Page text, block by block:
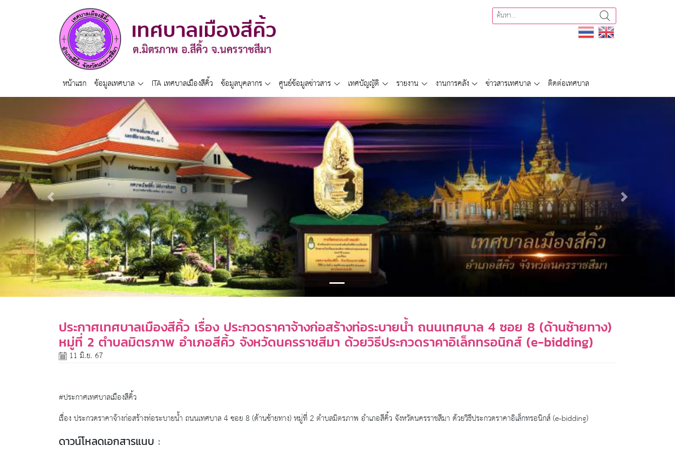
หน้าแรก ข้อมูลเทศบาล ITA เทศบาลเมืองสีคิ้ว ข้อมูลบุคลากร ศูนย์ข้อมูลข่าวสาร เทศบัญญัติ รายงาน งานการคลัง ข่าวสารเทศบาล ติดต่อเทศบาล
Previous Next
ประกาศเทศบาลเมืองสีคิ้ว เรื่อง ประกวดราคาจ้างก่อสร้างท่อระบายน้ำ ถนนเทศบาล 4 ซอย 8 (ด้านซ้ายทาง)
หมู่ที่ 2 ตำบลมิตรภาพ อำเภอสีคิ้ว จังหวัดนครราชสีมา ด้วยวิธีประกวดราคาอิเล็กทรอนิกส์ (e-bidding)
11 มิ.ย. 67
#ประกาศเทศบาลเมืองสีคิ้ว
เรื่อง ประกวดราคาจ้างก่อสร้างท่อระบายน้ำ ถนนเทศบาล 4 ซอย 8 (ด้านซ้ายทาง) หมู่ที่ 2 ตำบลมิตรภาพ อำเภอสีคิ้ว จังหวัดนครราชสีมา ด้วยวิธีประกวดราคาอิเล็กทรอนิกส์ (e-bidding)
ดาวน์โหลดเอกสารแนบ :